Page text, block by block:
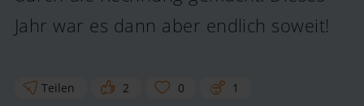
Jahr war es dann aber endlich soweit!
Teilen 2 0 1